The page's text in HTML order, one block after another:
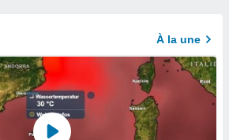
À la une